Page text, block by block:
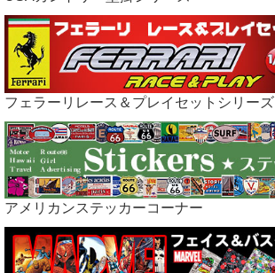
フェラーリレース＆プレイセットシリーズ
アメリカンステッカーコーナー